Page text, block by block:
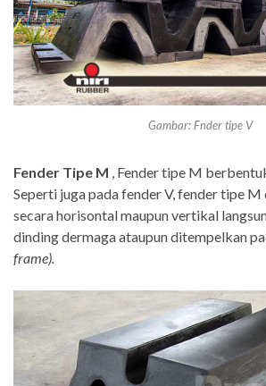
Gambar: Fnder tipe V
Fender Tipe M , Fender tipe M
Seperti juga pada fender V, fender tipe
secara horisontal maupun vertikal
dinding dermaga ataupun ditempelkan
frame).